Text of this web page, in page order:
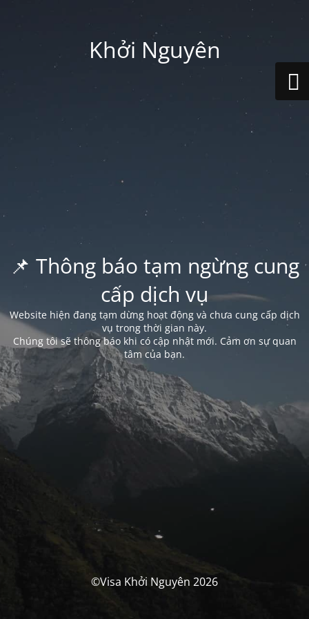
Khởi Nguyên
📌 Thông báo tạm ngừng cung
cấp dịch vụ
Website hiện đang tạm dừng hoạt động và chưa cung cấp dịch
vụ trong thời gian này.
Chúng tôi sẽ thông báo khi có cập nhật mới. Cảm ơn sự quan
tâm của bạn.
©Visa Khởi Nguyên 2026